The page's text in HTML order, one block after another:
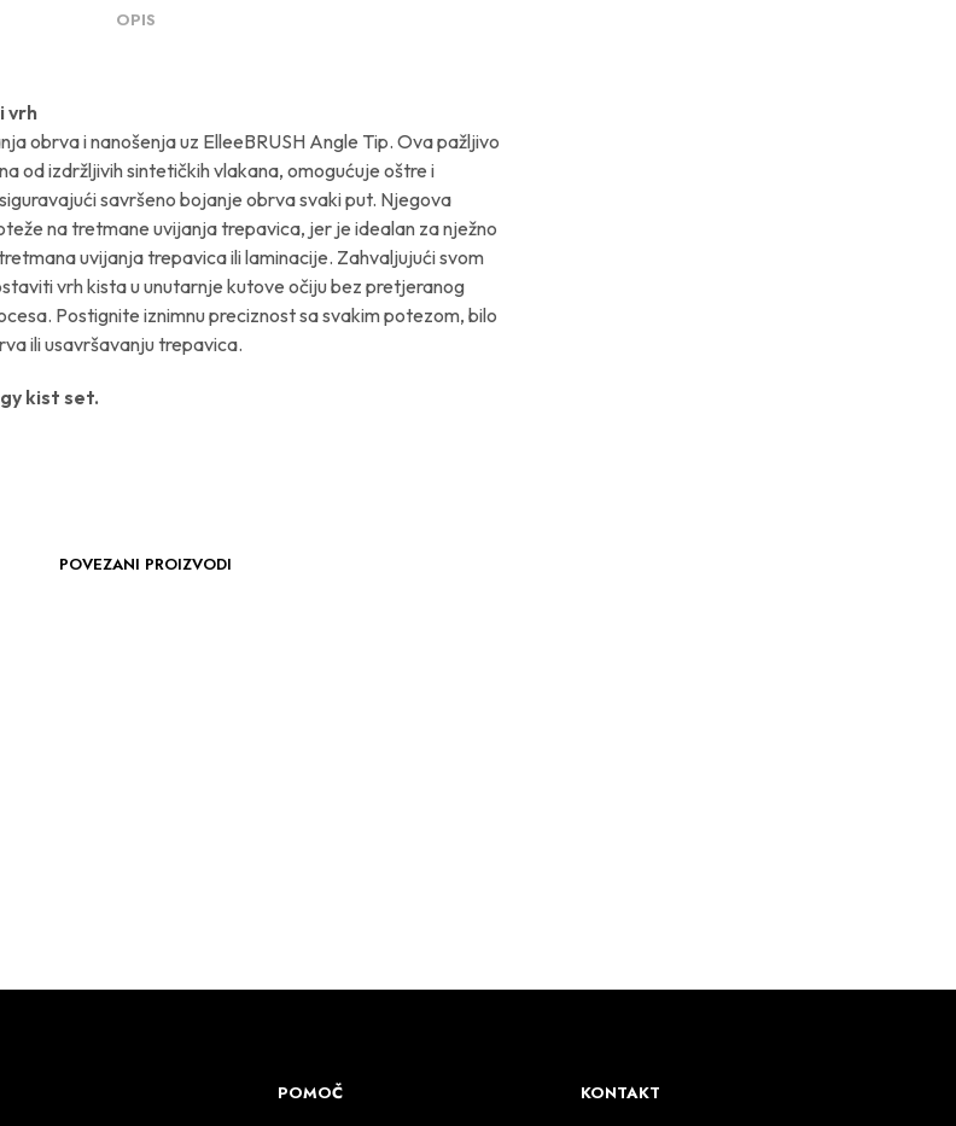
OPIS
vrh
obrva i nanošenja uz ElleeBRUSH Angle Tip. Ova pažljivo
od izdržljivih sintetičkih vlakana, omogućuje oštre i
savršeno bojanje obrva svaki put. Njegova
na tretmane uvijanja trepavica, jer je idealan za nježno
uvijanja trepavica ili laminacije. Zahvaljujući svom
vrh kista u unutarnje kutove očiju bez pretjeranog
Postignite iznimnu preciznost sa svakim potezom, bilo
ili usavršavanju trepavica.
kist set.
POVEZANI PROIZVODI
POMOČ KONTAKT